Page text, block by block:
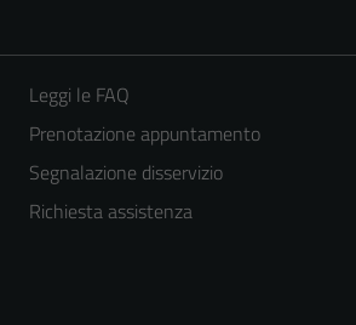
Leggi le FAQ
Prenotazione appuntamento
Segnalazione disservizio
Richiesta assistenza